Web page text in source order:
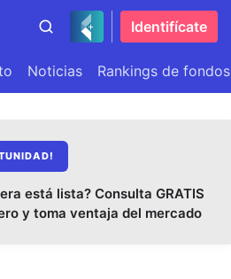
Identifícate
Noticias Rankings de fondos
está lista? Consulta GRATIS
y toma ventaja del mercado